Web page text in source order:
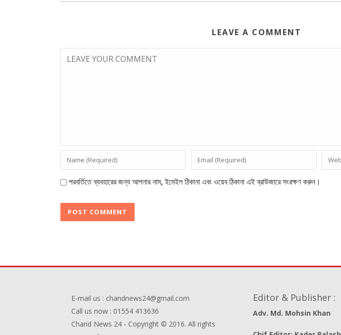
LEAVE A COMMENT
পরবর্তিতে ব্যবহারের জন্য আপনার নাম, ইমেইল ঠিকানা এবং ওয়েব ঠিকানা এই ব্রাউজারে সংরক্ষণ করুন।
E-mail us : chandnews24@gmail.com
Call us now : 01554 413636
Chand News 24 - Copyright © 2016. All rights
Editor & Publisher :
Adv. Md. Mohsin Khan